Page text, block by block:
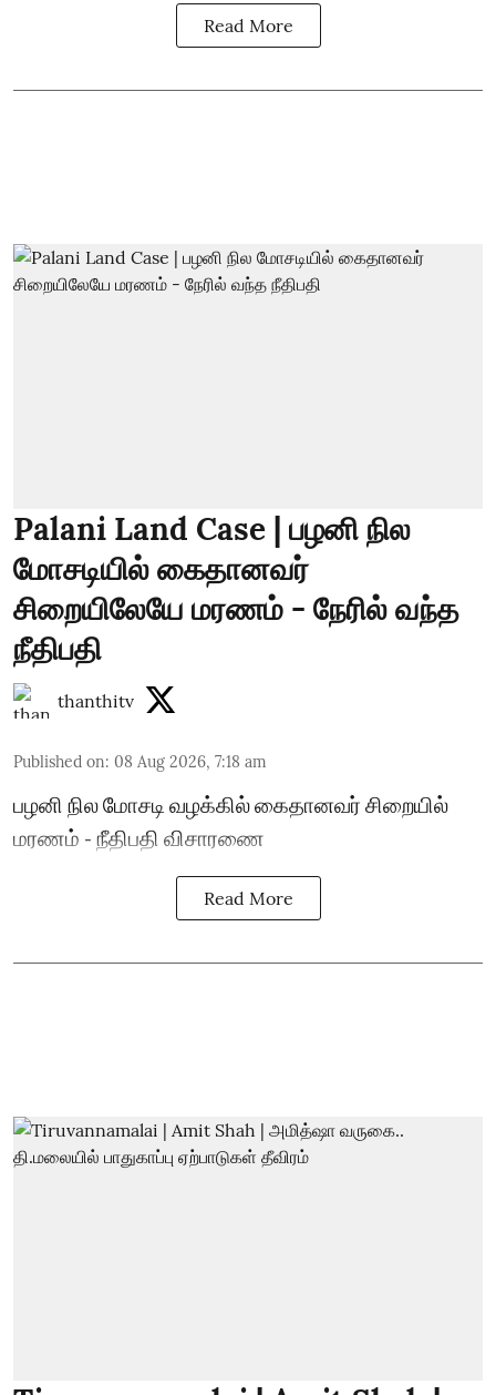
Read More
Palani Land Case | பழனி நில
மோசடியில் கைதானவர்
சிறையிலேயே மரணம் - நேரில் வந்த
நீதிபதி
thanthitv
Published on: 08 Aug 2026, 7:18 am
பழனி நில மோசடி வழக்கில் கைதானவர் சிறையில்
மரணம் - நீதிபதி விசாரணை
Read More